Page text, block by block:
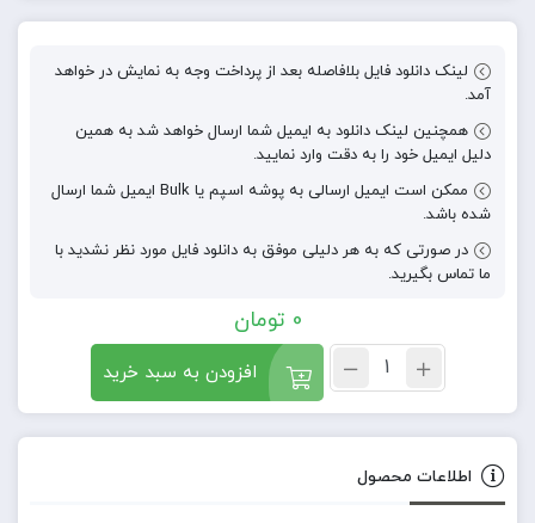
لینک دانلود فایل بلافاصله بعد از پرداخت وجه به نمایش در خواهد
آمد.
همچنین لینک دانلود به ایمیل شما ارسال خواهد شد به همین
دلیل ایمیل خود را به دقت وارد نمایید.
ممکن است ایمیل ارسالی به پوشه اسپم یا Bulk ایمیل شما ارسال
شده باشد.
در صورتی که به هر دلیلی موفق به دانلود فایل مورد نظر نشدید با
ما تماس بگیرید.
0 تومان
افزودن به سبد خرید
اطلاعات محصول